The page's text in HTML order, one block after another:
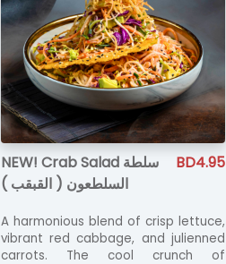
NEW! Crab Salad سلطة
السلطعون ( القبقب )
BD4.95
A harmonious blend of crisp lettuce,
vibrant red cabbage, and julienned
carrots. The cool crunch of